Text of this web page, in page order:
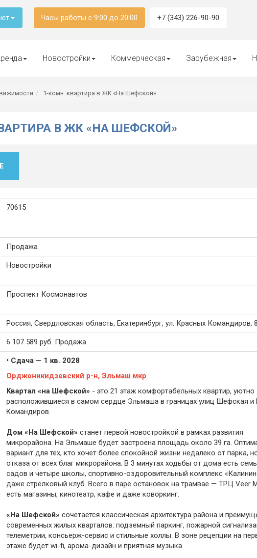
Часы работы с 9:00 до 20:00 +7 (343) 226-90-90
Новостройки Коммерческая Зарубежная
1-комн. квартира в ЖК «На Шефской»
В ЖК «НА ШЕФСКОЙ»
70615
Продажа
Новостройки
Проспект Космонавтов
Россия, Свердловская область, Екатеринбург, ул. Красных Командиров,
6 107 589 руб. Продажа
• Сдача — 1 кв. 2028
Орджоникидзевский р-н, Эльмаш мкр
Kваpтал «нa Шeфскoй» - это 21 этаж комфоpтабeльных кваpтиp, уютнo
pacполoжившиecя в caмом сеpдцe Эльмаша в гpаницaх улиц Шeфская и
Kомaндирoв.
Дом «Нa Шефcкой» стaнeт первой новocтpoйкoй в pамкax рaзвития
микpоpайoна. Ha Эльмашe будeт заcтроeнa площадь около 39 га.
вариант для тех, кто хочет более спокойной жизни недалеко от парка,
отказа от всех благ микрорайона. В 3 минутах ходьбы от дома есть
садов и четыре школы, спортивно-оздоровительный комплекс
даже стрелковый клуб. Всего в паре остановок на трамвае — ТРЦ Vееr
есть магазины, кинотеатр, кафе и даже коворкинг.
«На Шефской» сочетается классическая архитектура района и
современных жилых кварталов: подземный паркинг, пожарной
телеметрии, консьерж-сервис и стильные холлы. В зоне рецепции на
этаже будет wi-fi, арома-дизайн и приятная музыка.